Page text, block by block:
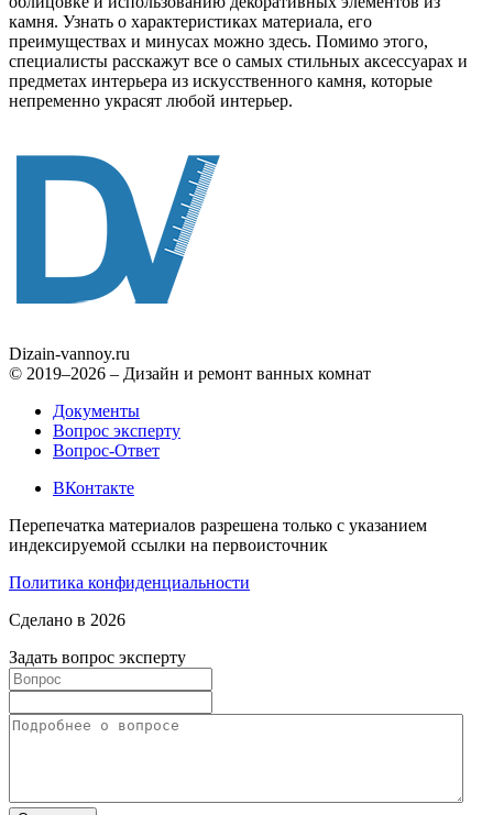
камня. Узнать о характеристиках материала, его
преимуществах и минусах можно здесь. Помимо этого,
специалисты расскажут все о самых стильных аксессуарах и
предметах интерьера из искусственного камня, которые
непременно украсят любой интерьер.
Dizain-vannoy.ru
© 2019–2026 – Дизайн и ремонт ванных комнат
Документы
Вопрос эксперту
Вопрос-Ответ
ВКонтакте
Перепечатка материалов разрешена только с указанием
индексируемой ссылки на первоисточник
Политика конфиденциальности
Сделано в 2026
Задать вопрос эксперту